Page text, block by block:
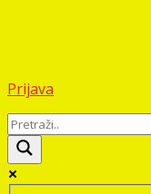
Prijava